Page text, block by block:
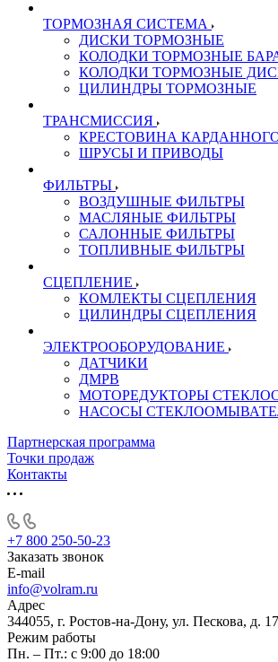
ТОРМОЗНАЯ СИСТЕМА
ДИСКИ ТОРМОЗНЫЕ
КОЛОДКИ ТОРМОЗНЫЕ
КОЛОДКИ ТОРМОЗНЫЕ
ЦИЛИНДРЫ ТОРМОЗНЫЕ
ТРАНСМИССИЯ
КРЕСТОВИНА
ШРУСЫ И ПРИВОДЫ
ФИЛЬТРЫ
ВОЗДУШНЫЕ ФИЛЬТРЫ
МАСЛЯНЫЕ ФИЛЬТРЫ
САЛОННЫЕ ФИЛЬТРЫ
ТОПЛИВНЫЕ ФИЛЬТРЫ
СЦЕПЛЕНИЕ
КОМЛЕКТЫ СЦЕПЛЕНИЯ
ЦИЛИНДРЫ СЦЕПЛЕНИЯ
ЭЛЕКТРООБОРУДОВАНИЕ
ДАТЧИКИ
ДМРВ
МОТОРЕДУКТОРЫ
НАСОСЫ
Партнерская программа
Точки продаж
Контакты
+7 800 250-50-23
Заказать звонок
E-mail
info@volram.ru
Адрес
344055, г. Ростов-на-Дону, ул. Пескова, д.
Режим работы
Пн. – Пт.: с 9:00 до 18:00